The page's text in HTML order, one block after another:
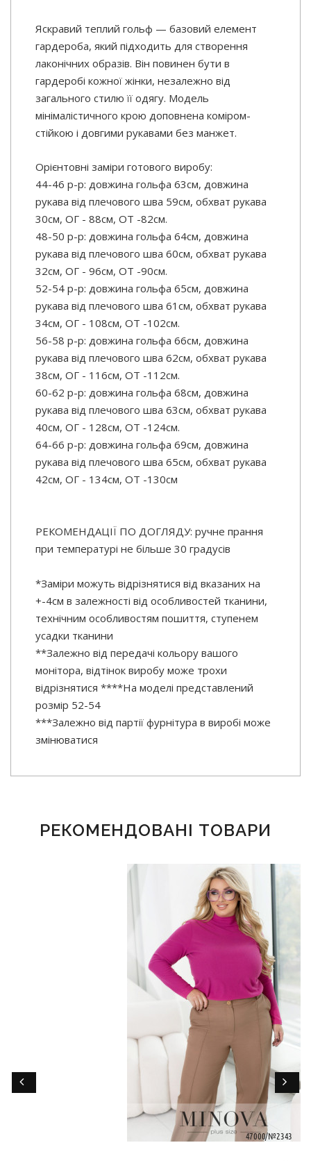
Яскравий теплий гольф — базовий елемент
гардероба, який підходить для створення
лаконічних образів. Він повинен бути в
гардеробі кожної жінки, незалежно від
загального стилю її одягу. Модель
мінімалістичного крою доповнена коміром-
стійкою і довгими рукавами без манжет.
Орієнтовні заміри готового виробу:
44-46 р-р: довжина гольфа 63см, довжина
рукава від плечового шва 59см, обхват рукава
30см, ОГ - 88см, ОТ -82см.
48-50 р-р: довжина гольфа 64см, довжина
рукава від плечового шва 60см, обхват рукава
32см, ОГ - 96см, ОТ -90см.
52-54 р-р: довжина гольфа 65см, довжина
рукава від плечового шва 61см, обхват рукава
34см, ОГ - 108см, ОТ -102см.
56-58 р-р: довжина гольфа 66см, довжина
рукава від плечового шва 62см, обхват рукава
38см, ОГ - 116см, ОТ -112см.
60-62 р-р: довжина гольфа 68см, довжина
рукава від плечового шва 63см, обхват рукава
40см, ОГ - 128см, ОТ -124см.
64-66 р-р: довжина гольфа 69см, довжина
рукава від плечового шва 65см, обхват рукава
42см, ОГ - 134см, ОТ -130см
РЕКОМЕНДАЦІЇ ПО ДОГЛЯДУ: ручне прання
при температурі не більше 30 градусів
*Заміри можуть відрізнятися від вказаних на
+-4см в залежності від особливостей тканини,
технічним особливостям пошиття, ступенем
усадки тканини
**Залежно від передачі кольору вашого
монітора, відтінок виробу може трохи
відрізнятися ****На моделі представлений
розмір 52-54
***Залежно від партії фурнітура в виробі може
змінюватися
РЕКОМЕНДОВАНІ ТОВАРИ